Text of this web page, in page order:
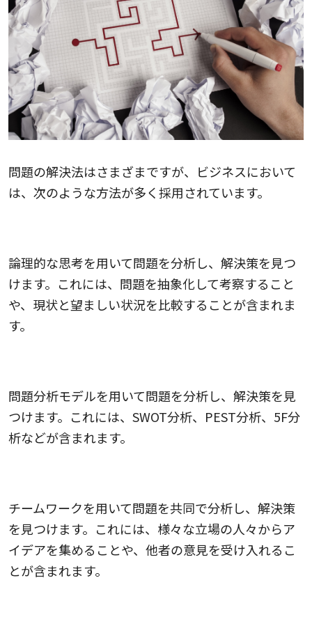
問題の解決法はさまざまですが、ビジネスにおいて
は、次のような方法が多く採用されています。
論理的な思考を用いて問題を分析し、解決策を見つ
けます。これには、問題を抽象化して考察すること
や、現状と望ましい状況を比較することが含まれま
す。
問題分析モデルを用いて問題を分析し、解決策を見
つけます。これには、SWOT分析、PEST分析、5F分
析などが含まれます。
チームワークを用いて問題を共同で分析し、解決策
を見つけます。これには、様々な立場の人々からア
イデアを集めることや、他者の意見を受け入れるこ
とが含まれます。